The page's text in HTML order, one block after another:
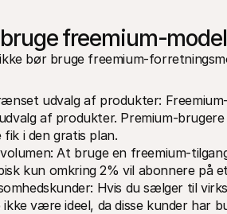
freemium-
bør bruge freemium-
udvalg af produkter:
af produkter. Premium-
i den gratis plan.
At bruge en freemium-
kun omkring 2% vil abonnere på
Hvis du sælger til
ikke være ideel, da disse kunder har